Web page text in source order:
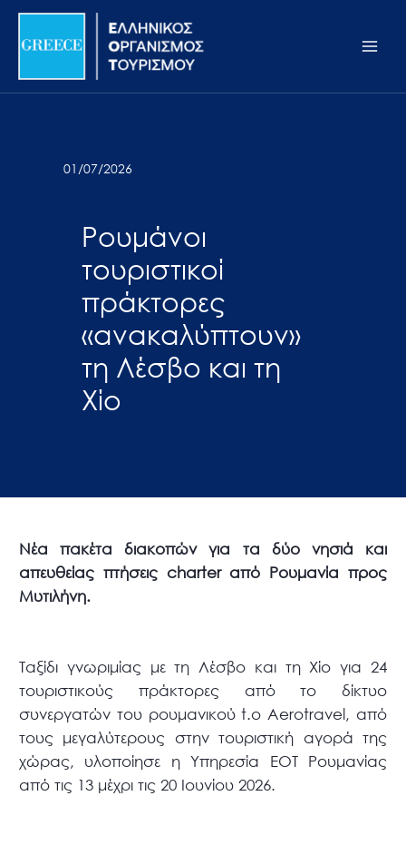
Σημείωση:
ιστότοπος
προσβασιμότητας.
Μετάβαση
περιεχόμενο
01/07/2026
Ρουμάνοι
τουριστικοί
πράκτορες
«ανακαλύπτουν»
τη Λέσβο και τη
Χίο
Νέα πακέτα διακοπών για τα δύο νησιά και
απευθείας πτήσεις charterαπό Ρουμανία προς
Μυτιλήνη.
Ταξίδι γνωριμίας με τη Λέσβο και τη Χίο για 24
τουριστικούς πράκτορες από το δίκτυο
συνεργατών του ρουμανικού t.o Aerotravel, από
τους μεγαλύτερους στην τουριστική αγορά της
χώρας, υλοποίησε η Υπηρεσία ΕΟΤ Ρουμανίας
από τις 13 μέχρι τις 20 Ιουνίου 2026.